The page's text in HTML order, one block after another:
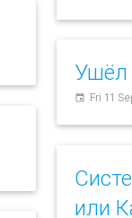
Ушёл
event Fri 11
или